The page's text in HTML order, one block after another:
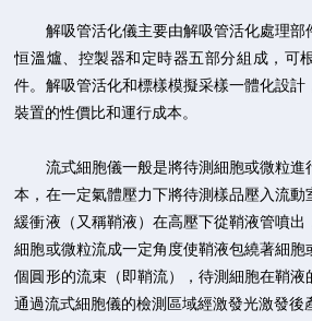
解吸管活化儀主要由解吸管活化處理部
恒溫爐、控製器和定時器五部分組成，可
件。解吸管活化和標樣模擬采樣一體化設計
裝置的性價比和運行成本。
流式細胞儀一般是將待測細胞或微粒進
本，在一定氣體壓力下將待測樣品壓入流動
緩衝液（又稱鞘液）在高壓下從鞘液管噴出
細胞或微粒流成一定角度使鞘液包繞著細胞
個圓形的流束（即鞘流），待測細胞在鞘液
通過流式細胞儀的檢測區域經激發光激發後